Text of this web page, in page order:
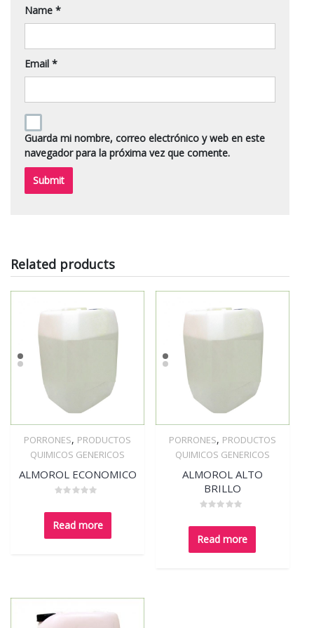
Name *
Email *
Guarda mi nombre, correo electrónico y web en este
navegador para la próxima vez que comente.
Related products
Quick View
PORRONES, PRODUCTOS
QUIMICOS GENERICOS
ALMOROL ECONOMICO
0
out
of
Read more
Quick View
PORRONES, PRODUCTOS
QUIMICOS GENERICOS
ALMOROL ALTO
BRILLO
0
out
of
Read more